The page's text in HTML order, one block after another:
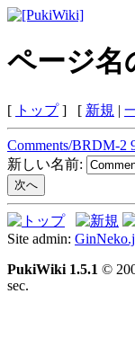
ページ名
[ トップ] [ 新規 |
Comments/BRDM-2
新しい名前:
Site admin:
PukiWiki 1.5.1 ©
sec.